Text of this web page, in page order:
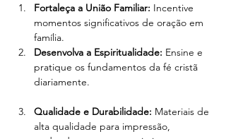
Fortaleça a União Familiar: Incentive
momentos significativos de oração em
família.
Desenvolva a Espiritualidade: Ensine e
pratique os fundamentos da fé cristã
diariamente.
Qualidade e Durabilidade: Materiais de
alta qualidade para impressão,